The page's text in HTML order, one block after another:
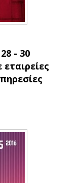
- 30